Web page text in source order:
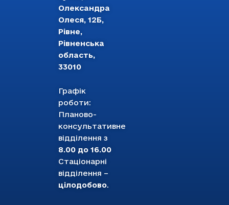
Олександра
Олеся, 12Б,
Рівне,
Рівненська
область,
33010
Графік
роботи:
Планово-
консультативне
відділення з
8.00 до 16.00
Стаціонарні
відділення –
цілодобово.